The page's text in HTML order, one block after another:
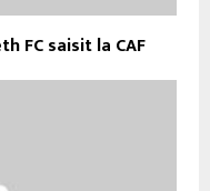
FC saisit la CAF